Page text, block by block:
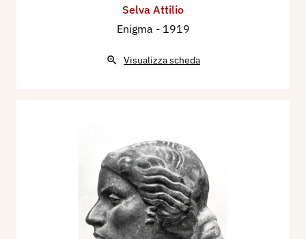
Selva Attilio
Enigma - 1919
Visualizza scheda